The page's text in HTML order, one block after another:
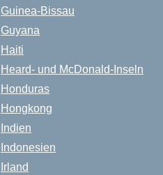
Guinea-Bissau
Guyana
Haiti
Heard- und McDonald-Inseln
Honduras
Hongkong
Indien
Indonesien
Irland